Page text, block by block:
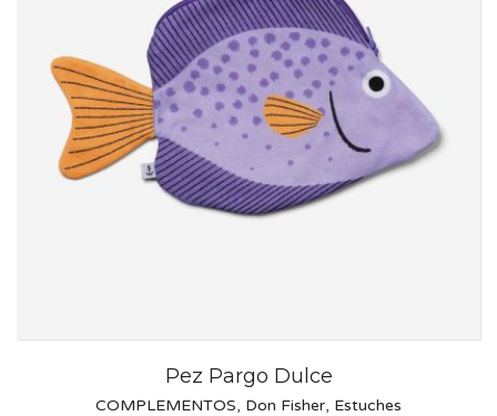
Pez Pargo Dulce
COMPLEMENTOS, Don Fisher, Estuches